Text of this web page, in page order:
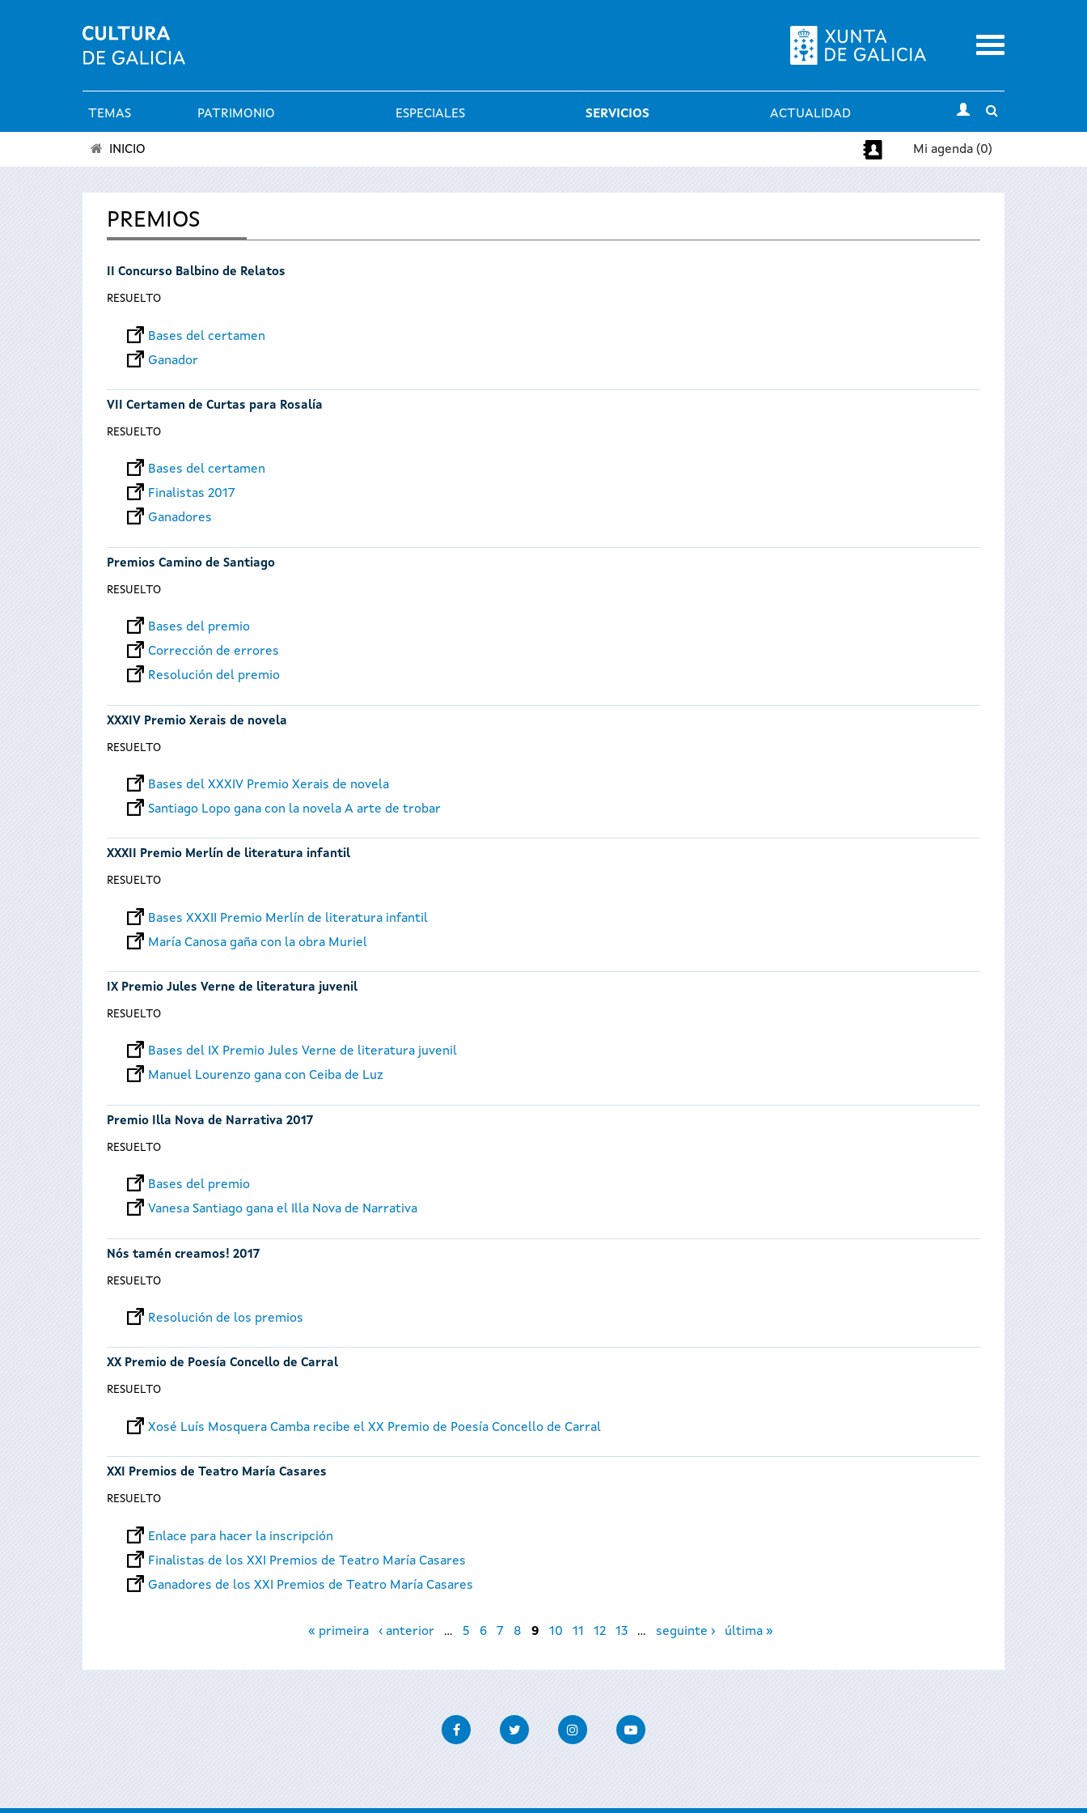
Menu
Menú
principal
TEMAS PATRIMONIO ESPECIALES SERVICIOS ACTUALIDAD
search
encuentra
aquí
INICIO Mi agenda (0)
PREMIOS
II Concurso Balbino de Relatos
RESUELTO
Bases del certamen
Ganador
VII Certamen de Curtas para Rosalía
RESUELTO
Bases del certamen
Finalistas 2017
Ganadores
Premios Camino de Santiago
RESUELTO
Bases del premio
Corrección de errores
Resolución del premio
XXXIV Premio Xerais de novela
RESUELTO
Bases del XXXIV Premio Xerais de novela
Santiago Lopo gana con la novela A arte de trobar
XXXII Premio Merlín de literatura infantil
RESUELTO
Bases XXXII Premio Merlín de literatura infantil
María Canosa gaña con la obra Muriel
IX Premio Jules Verne de literatura juvenil
RESUELTO
Bases del IX Premio Jules Verne de literatura juvenil
Manuel Lourenzo gana con Ceiba de Luz
Premio Illa Nova de Narrativa 2017
RESUELTO
Bases del premio
Vanesa Santiago gana el Illa Nova de Narrativa
Nós tamén creamos! 2017
RESUELTO
Resolución de los premios
XX Premio de Poesía Concello de Carral
RESUELTO
Xosé Luís Mosquera Camba recibe el XX Premio de Poesía Concello de Carral
XXI Premios de Teatro María Casares
RESUELTO
Enlace para hacer la inscripción
Finalistas de los XXI Premios de Teatro María Casares
Ganadores de los XXI Premios de Teatro María Casares
« primeira ‹ anterior … 5 6 7 8 9 10 11 12 13 … seguinte › última »
FacebookTwitter InstagramYoutube